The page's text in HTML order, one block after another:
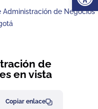
Administración de Negocios
de
en vista
Copiar enlace